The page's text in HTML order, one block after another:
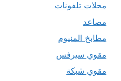
محلات تلفونات
مصاعد
مطابخ المنيوم
مقوي سيرفس
مقوي شبكة